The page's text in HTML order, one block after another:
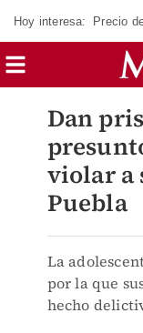
Hoy interesa: Precio
Dan
violar a
Puebla
La
por la que
hecho